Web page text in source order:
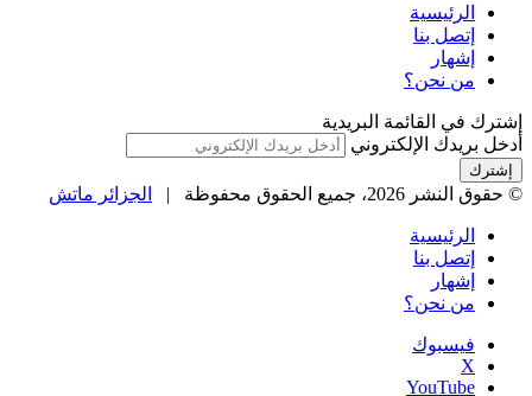
الرئيسية
إتصل بنا
إشهار
من نحن؟
إشترك في القائمة البريدية
أدخل بريدك الإلكتروني
© حقوق النشر 2026، جميع الحقوق محفوظة | الجزائر ماتش
الرئيسية
إتصل بنا
إشهار
من نحن؟
فيسبوك
‫X
‫YouTube